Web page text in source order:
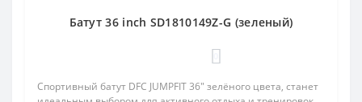
Батут 36 inch SD1810149Z-G (зеленый)
Спортивный батут DFC JUMPFIT 36" зелёного цвета, станет